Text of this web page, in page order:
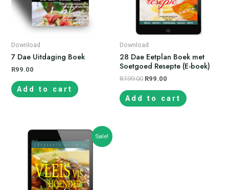
Download
7 Dae Uitdaging Boek
R99.00
Add to cart
Download
28 Dae Eetplan Boek met
Soetgoed Resepte (E-boek)
R199.00 R99.00
Add to cart
Sale!